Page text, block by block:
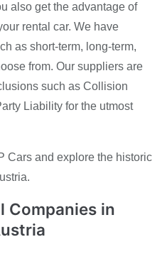
also get the advantage of
rental car. We have
as short-term, long-term,
from. Our suppliers are
such as Collision
Liability for the utmost
Cars and explore the historic
Companies in